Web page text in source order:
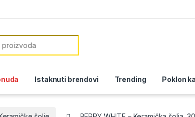
Istaknuti brendovi Trending Poklon